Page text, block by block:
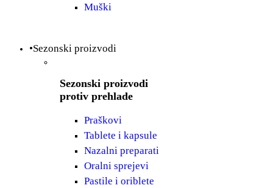
Muški
•Sezonski proizvodi
Sezonski proizvodi
protiv prehlade
Praškovi
Tablete i kapsule
Nazalni preparati
Oralni sprejevi
Pastile i oriblete